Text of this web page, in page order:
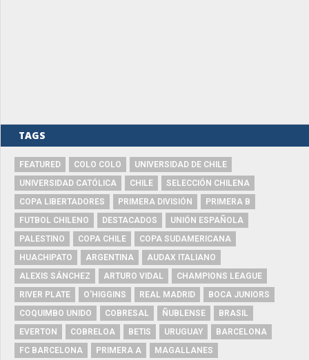
TAGS
FEATURED COLO COLO
UNIVERSIDAD DE CHILE
UNIVERSIDAD CATÓLICA
CHILE
SELECCIÓN CHILENA
COPA LIBERTADORES
PRIMERA DIVISIÓN
PRIMERA B
FUTBOL CHILENO
DESTACADOS
UNIÓN ESPAÑOLA
PALESTINO
COPA CHILE
COPA SUDAMERICANA
HUACHIPATO
ARGENTINA
AUDAX ITALIANO
ALEXIS SÁNCHEZ
ARTURO VIDAL
CHAMPIONS LEAGUE
RIVER PLATE
O'HIGGINS REAL MADRID
BOCA JUNIORS
COQUIMBO UNIDO
COBRESAL ÑUBLENSE
BRASIL
EVERTON
COBRELOA BETIS URUGUAY
BARCELONA
FC BARCELONA
PRIMERA A
MAGALLANES